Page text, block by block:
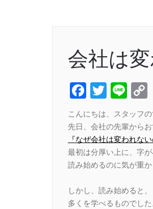
会社は
Facebook
Twitter
Line
こんにちは、スタッフの
先日、会社の先輩から
『なぜ会社は変われない
最初は分厚い上に、字
読み始めるのに気が重か
しかし、読み始めると
多くを学べるものでした